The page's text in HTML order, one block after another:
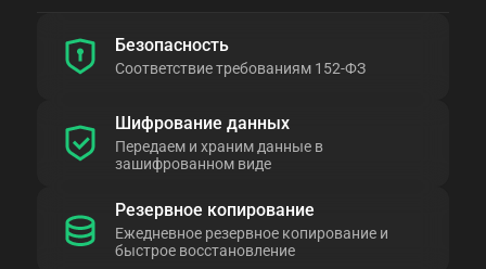
Безопасность
Соответствие требованиям 152-ФЗ
Шифрование данных
Передаем и храним данные в
зашифрованном виде
Резервное копирование
Ежедневное резервное копирование и
быстрое восстановление